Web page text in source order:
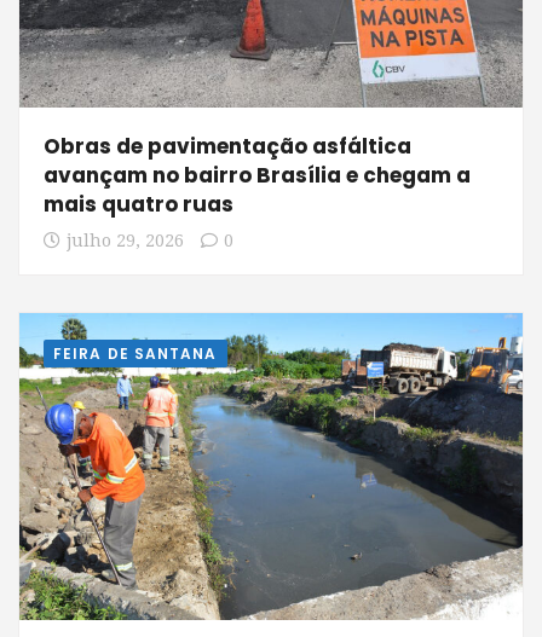
Obras de pavimentação asfáltica
avançam no bairro Brasília e chegam a
mais quatro ruas
julho 29, 2026 0
FEIRA DE SANTANA